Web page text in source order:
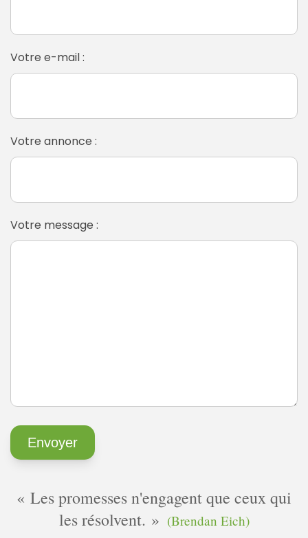
Votre e-mail :
Votre annonce :
Votre message :
Les promesses n'engagent que ceux qui
les résolvent.
(Brendan Eich)